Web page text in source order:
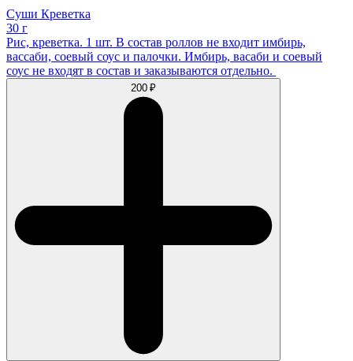
Суши Креветка
30 г
Рис, креветка. 1 шт. В состав роллов не входит имбирь,
вассаби, соевый соус и палочки. Имбирь, васаби и соевый
соус не входят в состав и заказываются отдельно.
200 ₽